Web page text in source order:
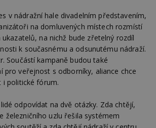
v nádražní hale divadelním představením,
na domluvených místech rozmístí
na nichž bude zřetelný rozdíl
k současnému a odsunutému nádraží.
Součástí kampaně budou také
pro veřejnost s odborníky, aliance chce
i politické fórum.
odpovídat na dvě otázky. Zda chtějí,
železničního uzlu řešila systémem